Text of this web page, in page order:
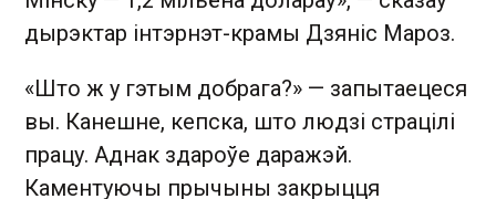
дырэктар інтэрнэт-крамы Дзяніс Мароз.
«Што ж у гэтым добрага?» — запытаецеся
вы. Канешне, кепска, што людзі страцілі
працу. Аднак здароўе даражэй.
Каментуючы прычыны закрыцця